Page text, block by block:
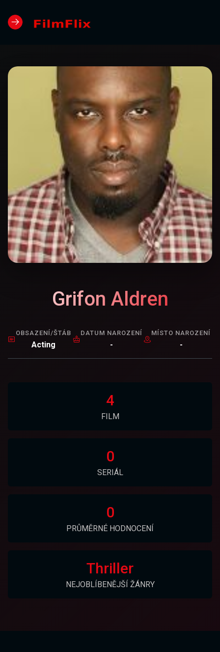
Grifon Aldren
OBSAZENÍ/ŠTÁB
Acting
DATUM NAROZENÍ
-
MÍSTO NAROZENÍ
-
4
FILM
0
SERIÁL
0
PRŮMĚRNÉ HODNOCENÍ
Thriller
NEJOBLÍBENĚJŠÍ ŽÁNRY